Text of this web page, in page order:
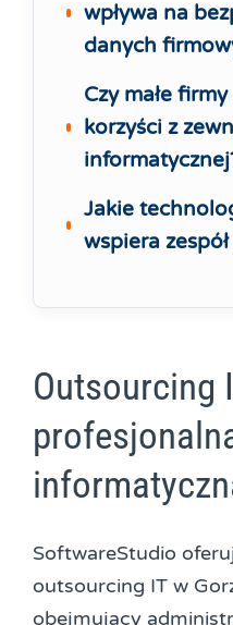
wpływa na
danych
Czy małe
korzyści z
Jakie
wspiera
Outsourcing
SoftwareStudio
outsourcing IT w
obejmujący